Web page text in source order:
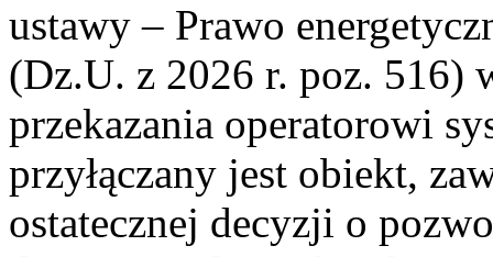
ustawy – Prawo
(Dz.U. z 2026 r. poz. 516)
przekazania operatorowi
przyłączany jest obiekt,
ostatecznej decyzji o